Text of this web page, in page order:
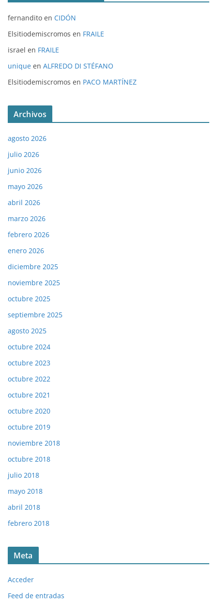
fernandito en CIDÓN
Elsitiodemiscromos en FRAILE
israel en FRAILE
unique en ALFREDO DI STÉFANO
Elsitiodemiscromos en PACO MARTÍNEZ
Archivos
agosto 2026
julio 2026
junio 2026
mayo 2026
abril 2026
marzo 2026
febrero 2026
enero 2026
diciembre 2025
noviembre 2025
octubre 2025
septiembre 2025
agosto 2025
octubre 2024
octubre 2023
octubre 2022
octubre 2021
octubre 2020
octubre 2019
noviembre 2018
octubre 2018
julio 2018
mayo 2018
abril 2018
febrero 2018
Meta
Acceder
Feed de entradas